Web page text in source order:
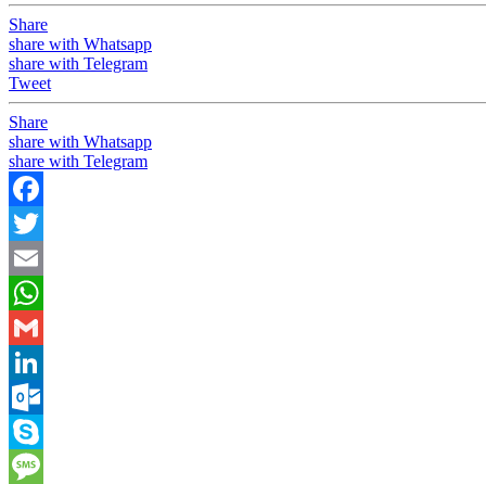
Share
share with Whatsapp
share with Telegram
Tweet
Share
share with Whatsapp
share with Telegram
Facebook
Twitter
Email
WhatsApp
Gmail
LinkedIn
Outlook.com
Skype